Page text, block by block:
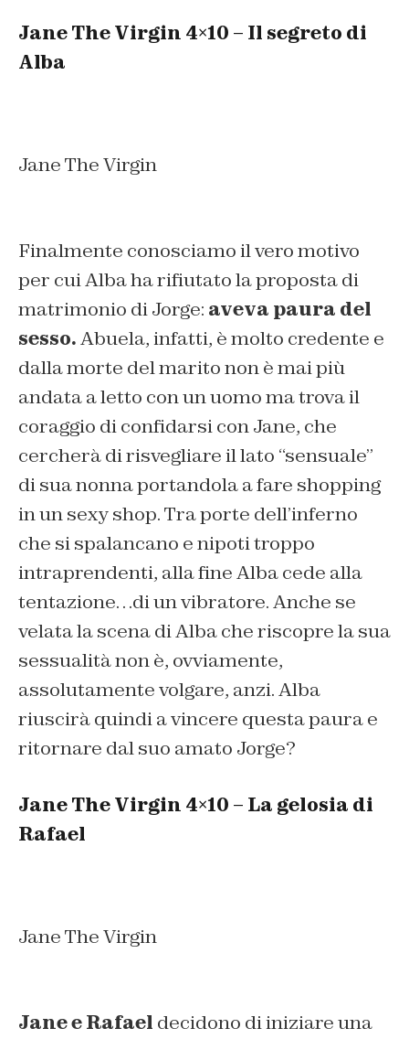
Jane The Virgin 4×10 – Il segreto di
Alba
Jane The Virgin
Finalmente conosciamo il vero motivo
per cui Alba ha rifiutato la proposta di
matrimonio di Jorge: aveva paura del
sesso.Abuela, infatti, è molto credente e
dalla morte del marito non è mai più
andata a letto con un uomo ma trova il
coraggio di confidarsi con Jane, che
cercherà di risvegliare il lato “sensuale”
di sua nonna portandola a fare shopping
in un sexy shop. Tra porte dell’inferno
che si spalancano e nipoti troppo
intraprendenti, alla fine Alba cede alla
tentazione…di un vibratore. Anche se
velata la scena di Alba che riscopre la sua
sessualità non è, ovviamente,
assolutamente volgare, anzi. Alba
riuscirà quindi a vincere questa paura e
ritornare dal suo amato Jorge?
Jane The Virgin 4×10 – La gelosia di
Rafael
Jane The Virgin
Jane e Rafael decidono di iniziare una